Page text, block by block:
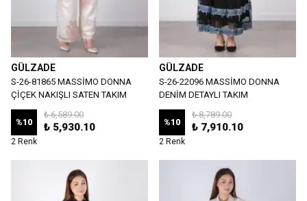
GÜLZADE
S-26-81865 MASSİMO DONNA
ÇİÇEK NAKIŞLI SATEN TAKIM
%10
₺ 6,589.00
₺ 5,930.10
2 Renk
GÜLZADE
S-26-22096 MASSİMO DONNA
DENİM DETAYLI TAKIM
%10
₺ 8,789.00
₺ 7,910.10
2 Renk